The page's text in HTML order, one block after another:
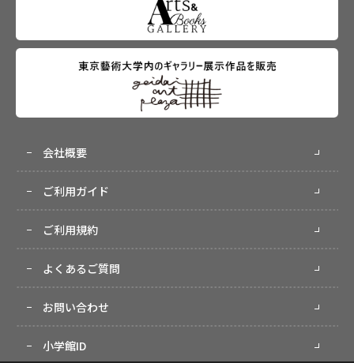
会社概要
ご利用ガイド
ご利用規約
よくあるご質問
お問い合わせ
小学館ID